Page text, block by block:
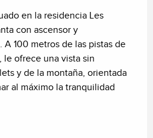
en la residencia Les
con ascensor y
100 metros de las pistas de
le ofrece una vista sin
y de la montaña, orientada
al máximo la tranquilidad